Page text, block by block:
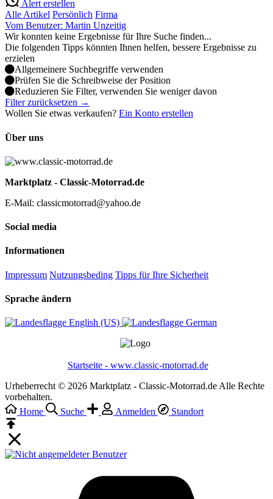
Alert erstellen
Alle Artikel Persönlich Firma
Vom Benutzer: Martin Unzeitig
Wir konnten keine Ergebnisse für Ihre Suche finden...
Die folgenden Tipps könnten Ihnen helfen, bessere Ergebnisse zu
erzielen
Allgemeinere Suchbegriffe verwenden
Prüfen Sie die Schreibweise der Position
Reduzieren Sie Filter, verwenden Sie weniger davon
Filter zurücksetzen →
Wollen Sie etwas verkaufen? Ein Konto erstellen
Über uns
Marktplatz - Classic-Motorrad.de
E-Mail: classicmotorrad@yahoo.de
Social media
Informationen
Impressum Nutzungsbeding Tipps für Ihre Sicherheit
Sprache ändern
English (US)‎ German‎
Startseite - www.classic-motorrad.de
Urheberrecht © 2026 Marktplatz - Classic-Motorrad.de Alle Rechte
vorbehalten.
Home
Suche Anmelden Standort